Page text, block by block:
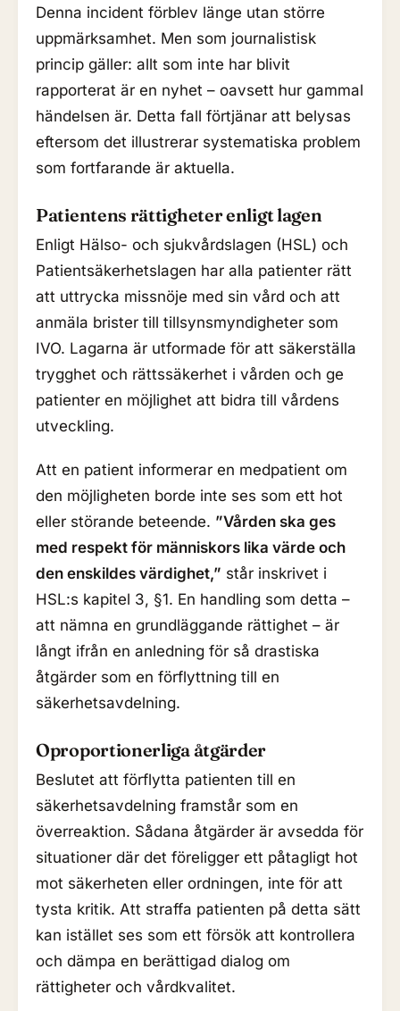
Denna incident förblev länge utan större
uppmärksamhet. Men som journalistisk
princip gäller: allt som inte har blivit
rapporterat är en nyhet – oavsett hur gammal
händelsen är. Detta fall förtjänar att belysas
eftersom det illustrerar systematiska problem
som fortfarande är aktuella.
Patientens rättigheter enligt lagen
Enligt Hälso- och sjukvårdslagen (HSL) och
Patientsäkerhetslagen har alla patienter rätt
att uttrycka missnöje med sin vård och att
anmäla brister till tillsynsmyndigheter som
IVO. Lagarna är utformade för att säkerställa
trygghet och rättssäkerhet i vården och ge
patienter en möjlighet att bidra till vårdens
utveckling.
Att en patient informerar en medpatient om
den möjligheten borde inte ses som ett hot
eller störande beteende. ”Vården ska ges
med respekt för människors lika värde och
den enskildes värdighet,” står inskrivet i
HSL:s kapitel 3, §1. En handling som detta –
att nämna en grundläggande rättighet – är
långt ifrån en anledning för så drastiska
åtgärder som en förflyttning till en
säkerhetsavdelning.
Oproportionerliga åtgärder
Beslutet att förflytta patienten till en
säkerhetsavdelning framstår som en
överreaktion. Sådana åtgärder är avsedda för
situationer där det föreligger ett påtagligt hot
mot säkerheten eller ordningen, inte för att
tysta kritik. Att straffa patienten på detta sätt
kan istället ses som ett försök att kontrollera
och dämpa en berättigad dialog om
rättigheter och vårdkvalitet.